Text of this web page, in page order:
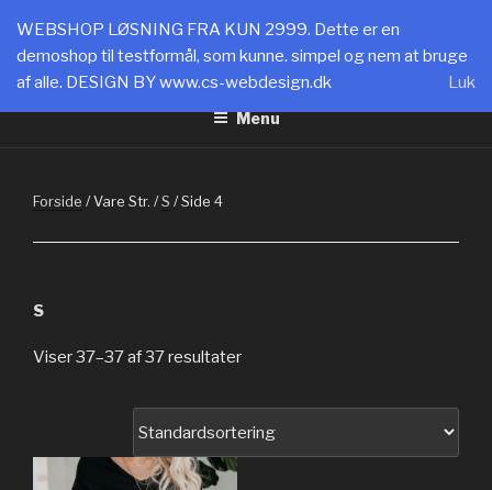
indhold
SHOPPING CPH
WEBLØSNINGER FRA 2999: www.cs-webdesign.dk
Menu
Forside / Vare Str. /S / Side 4
S
Viser 37–37 af 37 resultater
WEBSHOP LØSNING FRA KUN 2999. Dette er en
demoshop til testformål, som kunne. simpel og nem at bruge
af alle. DESIGN BY www.cs-webdesign.dk
Luk